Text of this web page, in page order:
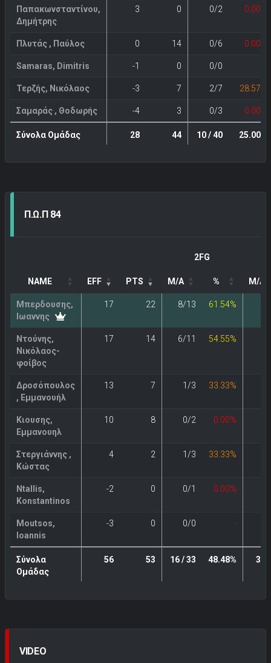
Παπακωνσταντίνου,
Δημήτρης
3 0 0/2 0.00%
Πλυτάς , Παύλος 0 14 0/6 0.00%
Samaras, Dimitris -1 0 0/0
Τερζής, Νικόλαος -3 7 2/7 28.57%
Σαμαράς , Θοδωρής -4 3 0/3 0.00%
Σύνολα Ομάδας 28 44 10 / 40 25.00%
Π.Ω.Π 84
2FG
NAME EFF PTS M/A % M/A
Μπερδουσης,
Ιωαννης
17 22 8/13 61.54%
Ντούνης,
Νικόλαος-
φοίβος
17 14 6/11 54.55%
Δροσόπουλος
, Εμμανουήλ
13 7 1/3 33.33%
Κιουσης,
Εμμανουηλ
10 8 0/2 0.00%
Στεργιάννης ,
Κώστας
4 2 1/3 33.33%
Ntallis,
Konstantinos
-2 0 0/1 0.00%
Moutsos,
Ioannis
-3 0 0/0 -
Σύνολα
Ομάδας
56 53 16 / 33 48.48% 3 /
VIDEO